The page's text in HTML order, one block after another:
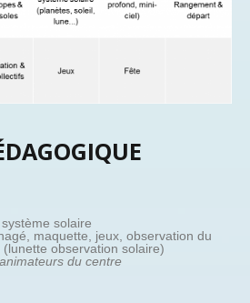
solaire
maquette, jeux, observation du
observation solaire)
du centre